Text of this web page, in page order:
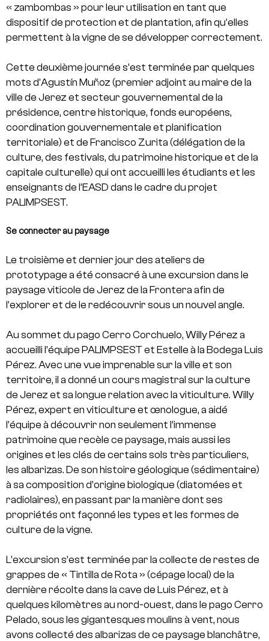
« zambombas » pour leur utilisation en tant que
dispositif de protection et de plantation, afin qu’elles
permettent à la vigne de se développer correctement.
Cette deuxième journée s’est terminée par quelques
mots d’Agustín Muñoz (premier adjoint au maire de la
ville de Jerez et secteur gouvernemental de la
présidence, centre historique, fonds européens,
coordination gouvernementale et planification
territoriale) et de Francisco Zurita (délégation de la
culture, des festivals, du patrimoine historique et de la
capitale culturelle) qui ont accueilli les étudiants et les
enseignants de l’EASD dans le cadre du projet
PALIMPSEST.
Se connecter au paysage
Le troisième et dernier jour des ateliers de
prototypage a été consacré à une excursion dans le
paysage viticole de Jerez de la Frontera afin de
l’explorer et de le redécouvrir sous un nouvel angle.
Au sommet du pago Cerro Corchuelo, Willy Pérez a
accueilli l’équipe PALIMPSEST et Estelle à la Bodega Luis
Pérez. Avec une vue imprenable sur la ville et son
territoire, il a donné un cours magistral sur la culture
de Jerez et sa longue relation avec la viticulture. Willy
Pérez, expert en viticulture et œnologue, a aidé
l’équipe à découvrir non seulement l’immense
patrimoine que recèle ce paysage, mais aussi les
origines et les clés de certains sols très particuliers,
les albarizas. De son histoire géologique (sédimentaire)
à sa composition d’origine biologique (diatomées et
radiolaires), en passant par la manière dont ses
propriétés ont façonné les types et les formes de
culture de la vigne.
L’excursion s’est terminée par la collecte de restes de
grappes de « Tintilla de Rota » (cépage local) de la
dernière récolte dans la cave de Luis Pérez, et à
quelques kilomètres au nord-ouest, dans le pago Cerro
Pelado, sous les gigantesques moulins à vent, nous
avons collecté des albarizas de ce paysage blanchâtre,